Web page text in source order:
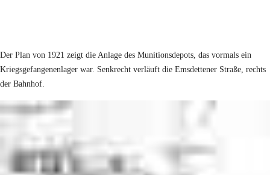
Der Plan von 1921 zeigt die Anlage des Munitionsdepots, das vormals ein
Kriegsgefangenenlager war. Senkrecht verläuft die Emsdettener Straße, rechts
der Bahnhof.